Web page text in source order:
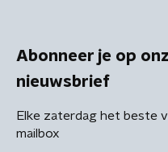
Abonneer je op
nieuwsbrief
Elke zaterdag het beste
mailbox